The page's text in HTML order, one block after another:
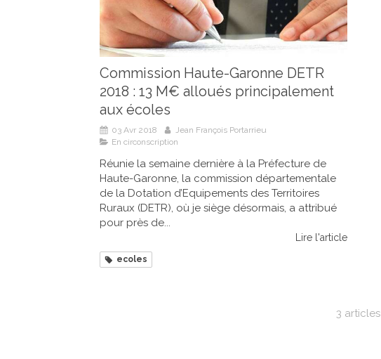
Commission Haute-Garonne DETR
2018 : 13 M€ alloués principalement
aux écoles
03 Avr 2018
Jean François Portarrieu
En circonscription
Réunie la semaine dernière à la Préfecture de
Haute-Garonne, la commission départementale
de la Dotation d’Equipements des Territoires
Ruraux (DETR), où je siège désormais, a attribué
pour près de...
Lire l'article
ecoles
3 articles